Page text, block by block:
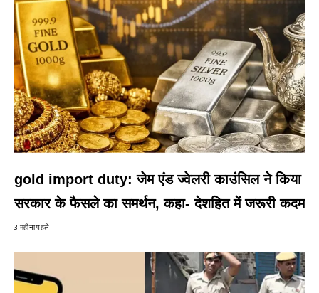
gold import duty: जेम एंड ज्वेलरी काउंसिल ने किया
सरकार के फैसले का समर्थन, कहा- देशहित में जरूरी कदम
3 महीना पहले